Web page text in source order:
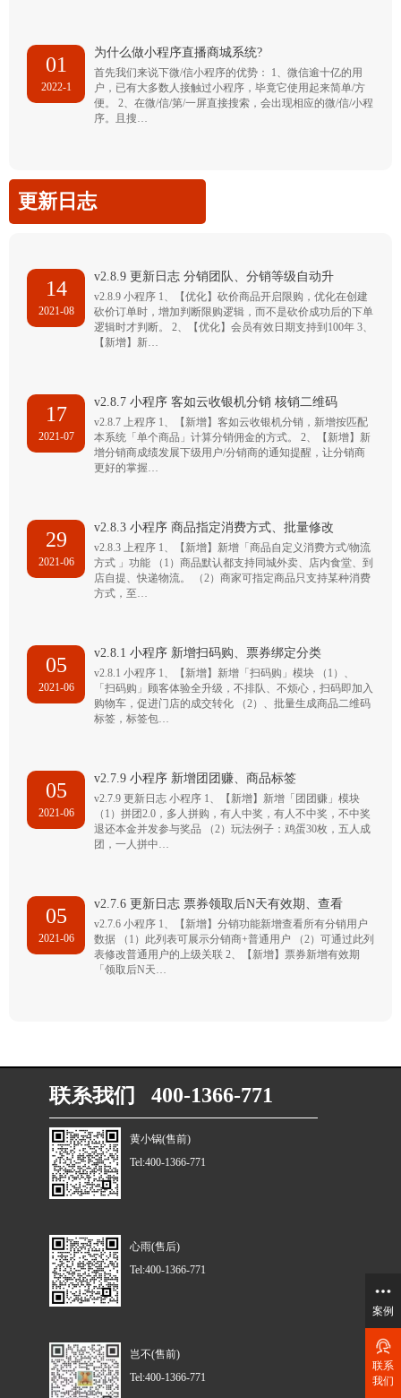
01
2022-1
为什么做小程序直播商城系统?
首先我们来说下微/信小程序的优势： 1、微信逾十亿的用
户，已有大多数人接触过小程序，毕竟它使用起来简单/方
便。 2、在微/信/第/一屏直接搜索，会出现相应的微/信/小程
序。且搜…
更新日志
14
2021-08
v2.8.9 更新日志 分销团队、分销等级自动升
v2.8.9 小程序 1、【优化】砍价商品开启限购，优化在创建
砍价订单时，增加判断限购逻辑，而不是砍价成功后的下单
逻辑时才判断。 2、【优化】会员有效日期支持到100年 3、
【新增】新…
17
2021-07
v2.8.7 小程序 客如云收银机分销 核销二维码
v2.8.7 上程序 1、【新增】客如云收银机分销，新增按匹配
本系统「单个商品」计算分销佣金的方式。 2、【新增】新
增分销商成绩发展下级用户/分销商的通知提醒，让分销商
更好的掌握…
29
2021-06
v2.8.3 小程序 商品指定消费方式、批量修改
v2.8.3 上程序 1、【新增】新增「商品自定义消费方式/物流
方式 」功能 （1）商品默认都支持同城外卖、店内食堂、到
店自提、快递物流。 （2）商家可指定商品只支持某种消费
方式，至…
05
2021-06
v2.8.1 小程序 新增扫码购、票券绑定分类
v2.8.1 小程序 1、【新增】新增「扫码购」模块 （1）、
「扫码购」顾客体验全升级，不排队、不烦心，扫码即加入
购物车，促进门店的成交转化 （2）、批量生成商品二维码
标签，标签包…
05
2021-06
v2.7.9 小程序 新增团团赚、商品标签
v2.7.9 更新日志 小程序 1、【新增】新增「团团赚」模块
（1）拼团2.0，多人拼购，有人中奖，有人不中奖，不中奖
退还本金并发参与奖品 （2）玩法例子：鸡蛋30枚，五人成
团，一人拼中…
05
2021-06
v2.7.6 更新日志 票券领取后N天有效期、查看
v2.7.6 小程序 1、【新增】分销功能新增查看所有分销用户
数据 （1）此列表可展示分销商+普通用户 （2）可通过此列
表修改普通用户的上级关联 2、【新增】票券新增有效期
「领取后N天…
联系我们 400-1366-771
黄小锅(售前)
Tel:400-1366-771
心雨(售后)
Tel:400-1366-771
岂不(售前)
Tel:400-1366-771
案例
联系
我们